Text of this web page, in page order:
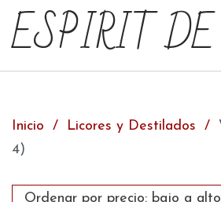
ESPIRIT
Inicio Licores y Destilados
4)